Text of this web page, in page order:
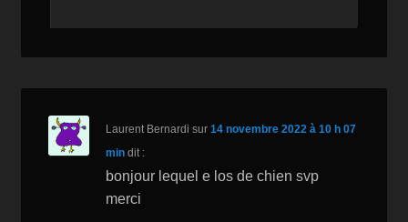
Laurent Bernardi sur14 novembre 2022 à 10 h 07
min dit :
bonjour lequel e los de chien svp
merci